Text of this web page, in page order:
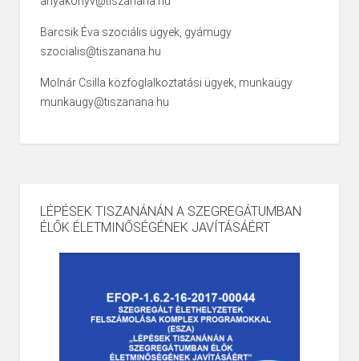
Barcsik Éva szociális ügyek, gyámügy
szocialis@tiszanana.hu
Molnár Csilla közfoglalkoztatási ügyek, munkaügy
munkaugy@tiszanana.hu
LÉPÉSEK TISZANÁNÁN A SZEGREGÁTUMBAN
ÉLŐK ÉLETMINŐSÉGÉNEK JAVÍTÁSÁÉRT